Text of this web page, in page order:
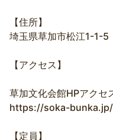
【住所】
埼玉県草加市松江1-1-5
【アクセス】
草加文化会館HPアクセ
https://soka-
【定員】